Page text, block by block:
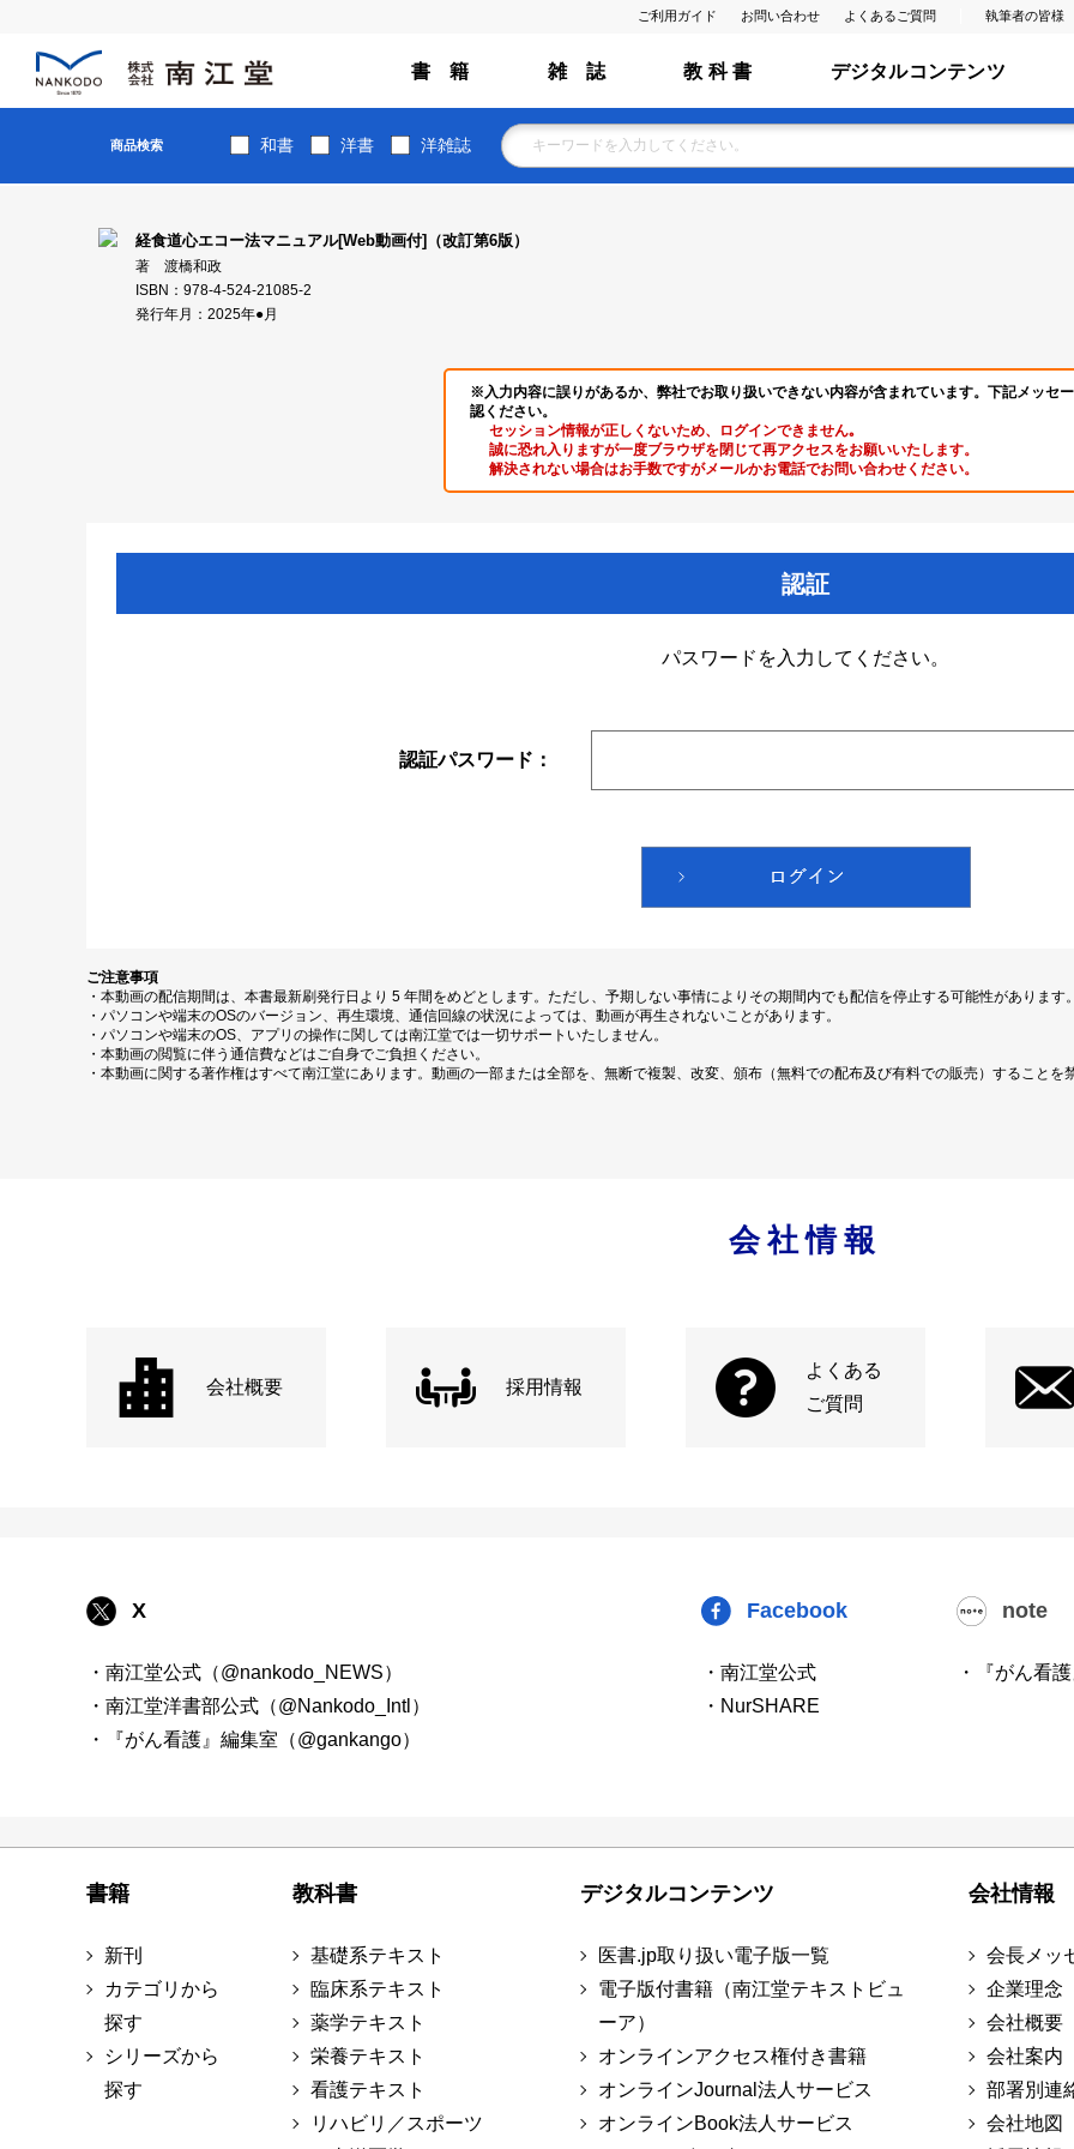
ご利用ガイド お問い合わせ よくあるご質問 執筆者の皆様
書 籍 雑 誌 教 科 書 デジタルコンテンツ
商品検索 和書 洋書 洋雑誌
経食道心エコー法マニュアル[Web動画付]（改訂第6版）
著 渡橋和政
ISBN：978-4-524-21085-2
発行年月：2025年●月
※入力内容に誤りがあるか、弊社でお取り扱いできない内容が含まれています。下記メッセ
認ください。
セッション情報が正しくないため、ログインできません｡
誠に恐れ入りますが一度ブラウザを閉じて再アクセスをお願いいたします。
解決されない場合はお手数ですがメールかお電話でお問い合わせください。
認証
パスワードを入力してください。
認証パスワード：
ご注意事項
・本動画の配信期間は、本書最新刷発行日より 5 年間をめどとします。ただし、予期しない事情によりその期間内でも配信を停止する可能性があります。
・パソコンや端末のOSのバージョン、再生環境、通信回線の状況によっては、動画が再生されないことがあります。
・パソコンや端末のOS、アプリの操作に関しては南江堂では一切サポートいたしません。
・本動画の閲覧に伴う通信費などはご自身でご負担ください。
・本動画に関する著作権はすべて南江堂にあります。動画の一部または全部を、無断で複製、改変、頒布（無料での配布及び有料での販売）することを
会社情報
会社概要 採用情報
よくある
ご質問
X
・南江堂公式（@nankodo_NEWS）
・南江堂洋書部公式（@Nankodo_Intl）
・『がん看護』編集室（@gankango）
Facebook
・南江堂公式
・NurSHARE
note
・『がん看
書籍
新刊
カテゴリから
探す
シリーズから
探す
教科書
基礎系テキスト
臨床系テキスト
薬学テキスト
栄養テキスト
看護テキスト
リハビリ／スポーツ
デジタルコンテンツ
医書.jp取り扱い電子版一覧
電子版付書籍（南江堂テキストビュ
ーア）
オンラインアクセス権付き書籍
オンラインJournal法人サービス
オンラインBook法人サービス
会社情報
会長メッ
企業理念
会社概要
会社案内
部署別連
会社地図